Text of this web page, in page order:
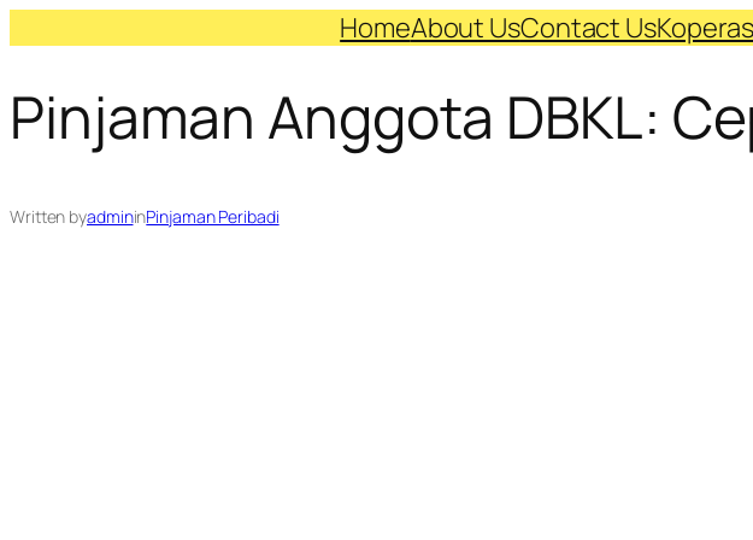
content
HomeAbout UsContact Us
Pinjaman Anggota DBKL:
Written byadmininPinjaman Peribadi